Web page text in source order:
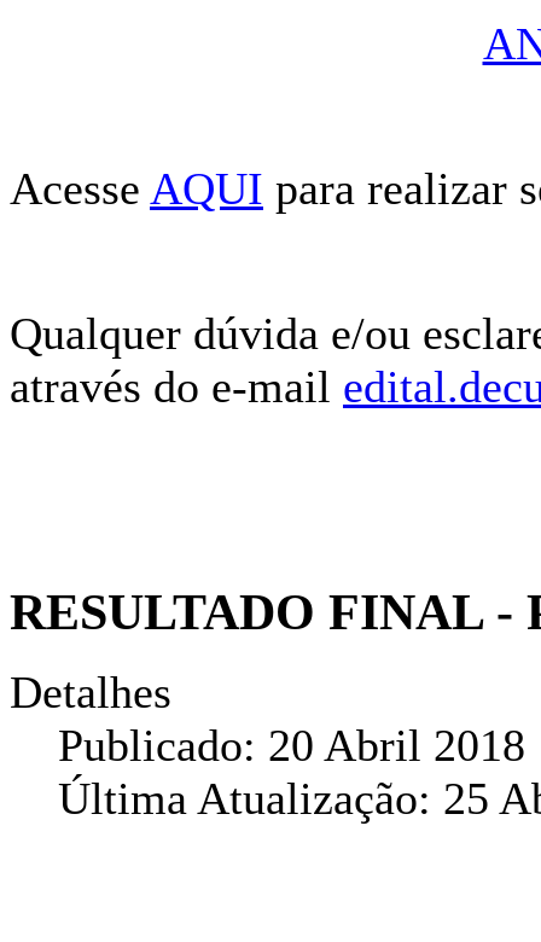
Acesse AQUI para realizar
Qualquer dúvida e/ou
através do e-mail
RESULTADO FINAL -
Detalhes
Publicado: 20 Abril 2018
Última Atualização: 25